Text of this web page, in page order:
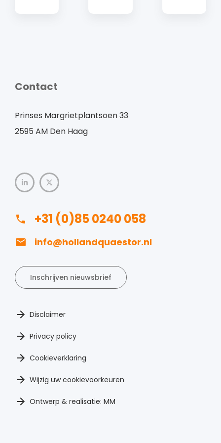
Contact
Prinses Margrietplantsoen 33
2595 AM Den Haag
+31 (0)85 0240 058
info@hollandquaestor.nl
Inschrijven nieuwsbrief
Disclaimer
Privacy policy
Cookieverklaring
Wijzig uw cookievoorkeuren
Ontwerp & realisatie: MM